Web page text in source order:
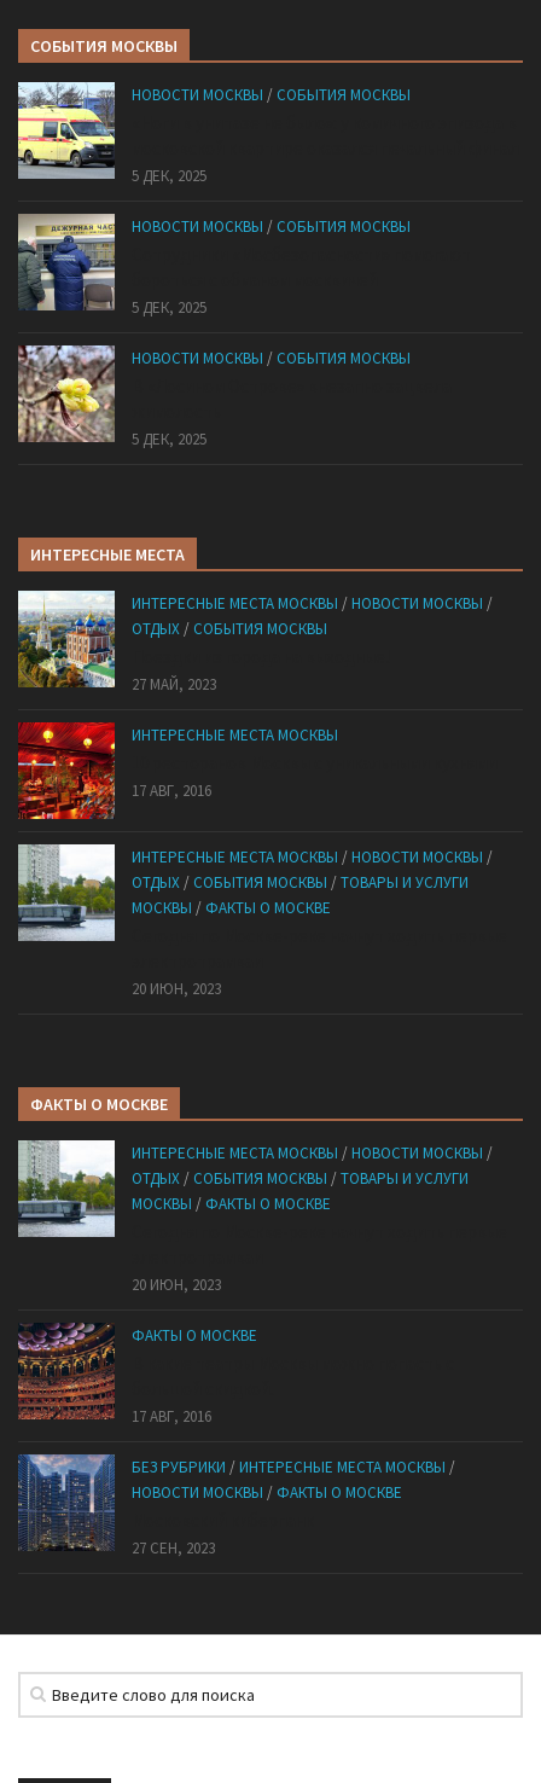
СОБЫТИЯ МОСКВЫ
НОВОСТИ МОСКВЫ / СОБЫТИЯ МОСКВЫ
5 ДЕК, 2025
НОВОСТИ МОСКВЫ / СОБЫТИЯ МОСКВЫ
5 ДЕК, 2025
НОВОСТИ МОСКВЫ / СОБЫТИЯ МОСКВЫ
5 ДЕК, 2025
ИНТЕРЕСНЫЕ МЕСТА
ИНТЕРЕСНЫЕ МЕСТА МОСКВЫ /НОВОСТИ МОСКВЫ /
ОТДЫХ / СОБЫТИЯ МОСКВЫ
27 МАЙ, 2023
ИНТЕРЕСНЫЕ МЕСТА МОСКВЫ
17 АВГ, 2016
ИНТЕРЕСНЫЕ МЕСТА МОСКВЫ /НОВОСТИ МОСКВЫ /
ОТДЫХ / СОБЫТИЯ МОСКВЫ /ТОВАРЫ И УСЛУГИ
МОСКВЫ / ФАКТЫ О МОСКВЕ
20 ИЮН, 2023
ФАКТЫ О МОСКВЕ
ИНТЕРЕСНЫЕ МЕСТА МОСКВЫ /НОВОСТИ МОСКВЫ /
ОТДЫХ / СОБЫТИЯ МОСКВЫ /ТОВАРЫ И УСЛУГИ
МОСКВЫ / ФАКТЫ О МОСКВЕ
20 ИЮН, 2023
ФАКТЫ О МОСКВЕ
17 АВГ, 2016
БЕЗ РУБРИКИ /ИНТЕРЕСНЫЕ МЕСТА МОСКВЫ /
НОВОСТИ МОСКВЫ / ФАКТЫ О МОСКВЕ
27 СЕН, 2023